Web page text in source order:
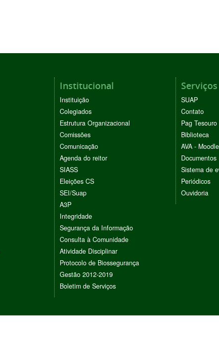
Institucional
Instituição
Colegiados
Estrutura Organizacional
Comissões
Comunicação
Agenda do reitor
SIASS
Eleições CS
SEI/Suap
A3P
Integridade
Segurança da Informação
Consulta à Comunidade
Atividade Disciplinar
Protocolo de Biossegurança
Gestão 2012-2019
Boletim de Serviços
Serviços
SUAP
Contato
Pag Tesouro
Biblioteca
AVA - Moodle
Documentos
Sistema de
Periódicos
Ouvidoria